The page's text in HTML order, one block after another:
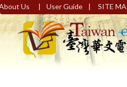
Us | User Guide | SITE